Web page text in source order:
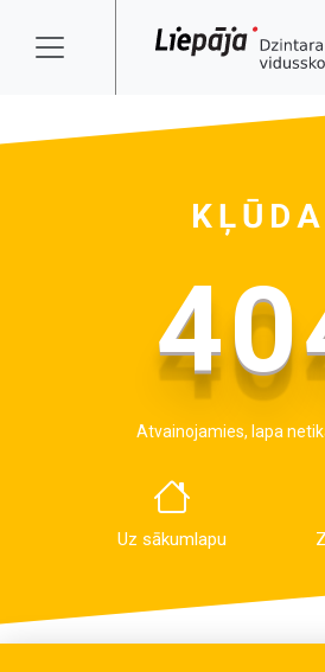
Atvainojamies, lapa
Uz sākumlapu